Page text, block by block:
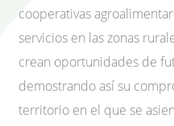
cooperativas
servicios en las zonas
crean oportunidades de
demostrando así su
territorio en el que se